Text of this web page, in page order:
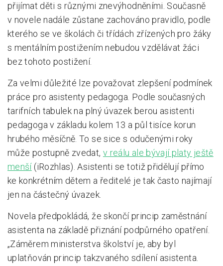
přijímat děti s různými znevýhodněními. Současně
v novele nadále zůstane zachováno pravidlo, podle
kterého se ve školách či třídách zřízených pro žáky
s mentálním postižením nebudou vzdělávat žáci
bez tohoto postižení.
Za velmi důležité lze považovat zlepšení podmínek
práce pro asistenty pedagoga. Podle současných
tarifních tabulek na plný úvazek berou asistenti
pedagoga v základu kolem 13 a půl tisíce korun
hrubého měsíčně. To se sice s odučenými roky
může postupně zvedat, v reálu ale bývají platy ještě
menší(iRozhlas). Asistenti se totiž přidělují přímo
ke konkrétním dětem a ředitelé je tak často najímají
jen na částečný úvazek.
Novela předpokládá, že skončí princip zaměstnání
asistenta na základě přiznání podpůrného opatření.
„Záměrem ministerstva školství je, aby byl
uplatňován princip takzvaného sdílení asistenta.